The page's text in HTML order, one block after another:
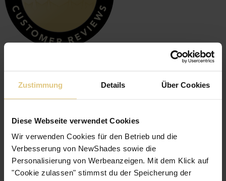
Zustimmung Details Über Cookies
Diese Webseite verwendet Cookies
Wir verwenden Cookies für den Betrieb und die
Verbesserung von NewShades sowie die
Personalisierung von Werbeanzeigen. Mit dem Klick auf
"Cookie zulassen" stimmst du der Speicherung der
7 Bewertungen